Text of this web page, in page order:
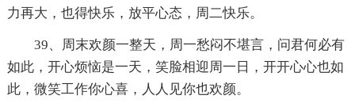
力再大，也得快乐，放平心态，周二快乐。
39、周末欢颜一整天，周一愁闷不堪言，问君何必有
如此，开心烦恼是一天，笑脸相迎周一日，开开心心也如
此，微笑工作你心喜，人人见你也欢颜。